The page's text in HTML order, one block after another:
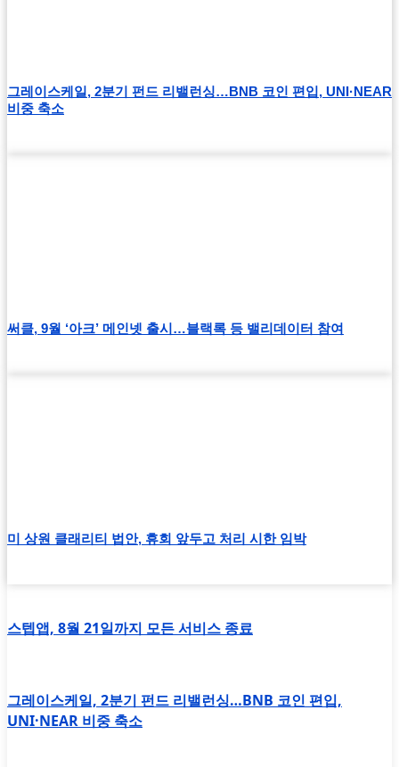
그레이스케일, 2분기 펀드 리밸런싱…BNB 코인 편입, UNI·NEAR
비중 축소
써클, 9월 ‘아크’ 메인넷 출시…블랙록 등 밸리데이터 참여
미 상원 클래리티 법안, 휴회 앞두고 처리 시한 임박
스텝앱, 8월 21일까지 모든 서비스 종료
그레이스케일, 2분기 펀드 리밸런싱…BNB 코인 편입,
UNI·NEAR 비중 축소